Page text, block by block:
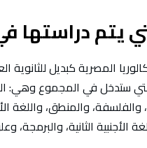
يتم دراستها
المصرية كبديل
ستدخل في المجموع وهي:
والفلسفة، والمنطق، واللغة
الثانية، والبرمجة،